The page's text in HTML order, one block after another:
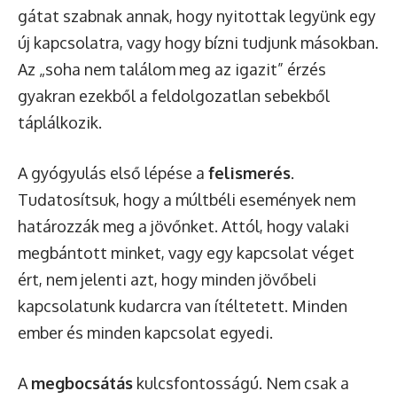
gátat szabnak annak, hogy nyitottak legyünk egy
új kapcsolatra, vagy hogy bízni tudjunk másokban.
Az „soha nem találom meg az igazit” érzés
gyakran ezekből a feldolgozatlan sebekből
táplálkozik.
A gyógyulás első lépése a felismerés.
Tudatosítsuk, hogy a múltbéli események nem
határozzák meg a jövőnket. Attól, hogy valaki
megbántott minket, vagy egy kapcsolat véget
ért, nem jelenti azt, hogy minden jövőbeli
kapcsolatunk kudarcra van ítéltetett. Minden
ember és minden kapcsolat egyedi.
A megbocsátás kulcsfontosságú. Nem csak a